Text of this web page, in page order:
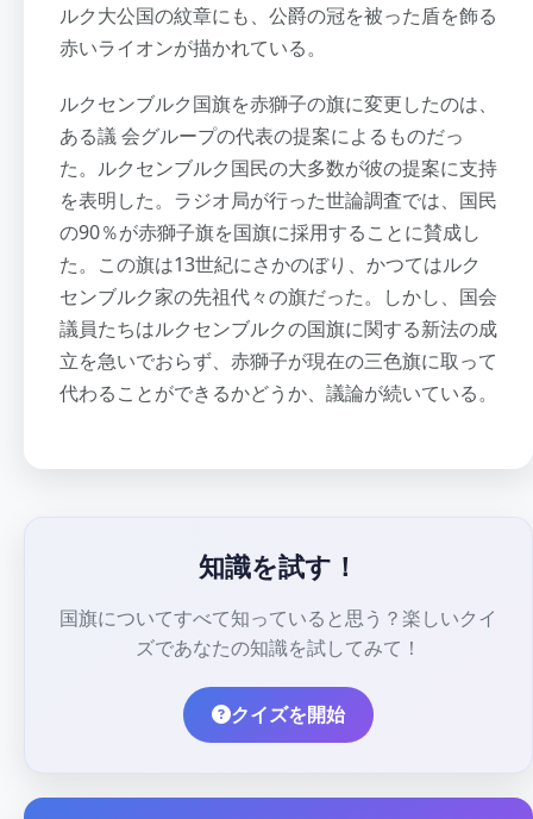
ルク大公国の紋章にも、公爵の冠を被った盾を飾る
赤いライオンが描かれている。
ルクセンブルク国旗を赤獅子の旗に変更したのは、
ある議 会グループの代表の提案によるものだっ
た。ルクセンブルク国民の大多数が彼の提案に支持
を表明した。ラジオ局が行った世論調査では、国民
の90％が赤獅子旗を国旗に採用することに賛成し
た。この旗は13世紀にさかのぼり、かつてはルク
センブルク家の先祖代々の旗だった。しかし、国会
議員たちはルクセンブルクの国旗に関する新法の成
立を急いでおらず、赤獅子が現在の三色旗に取って
代わることができるかどうか、議論が続いている。
知識を試す！
国旗についてすべて知っていると思う？楽しいクイ
ズであなたの知識を試してみて！
クイズを開始